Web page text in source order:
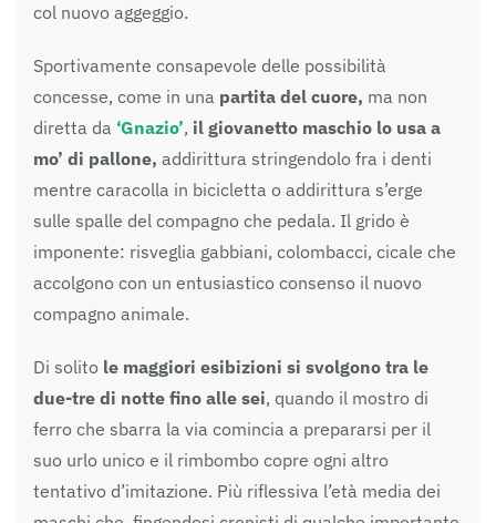
col nuovo aggeggio.
Sportivamente consapevole delle possibilità
concesse, come in una partita del cuore, ma non
diretta da ‘Gnazio’, il giovanetto maschio lo usa a
mo’ di pallone, addirittura stringendolo fra i denti
mentre caracolla in bicicletta o addirittura s’erge
sulle spalle del compagno che pedala. Il grido è
imponente: risveglia gabbiani, colombacci, cicale che
accolgono con un entusiastico consenso il nuovo
compagno animale.
Di solito le maggiori esibizioni si svolgono tra le
due-tre di notte fino alle sei, quando il mostro di
ferro che sbarra la via comincia a prepararsi per il
suo urlo unico e il rimbombo copre ogni altro
tentativo d’imitazione. Più riflessiva l’età media dei